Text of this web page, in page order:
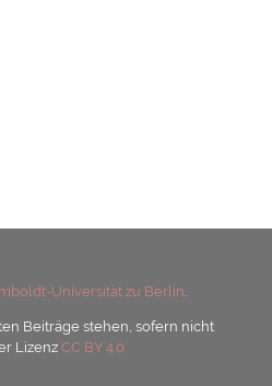
Universität zu Berlin
Beiträge stehen, sofern nicht
LizenzCC BY 4.0.